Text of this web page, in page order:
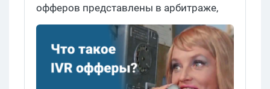
офферов представлены в арбитраже,
как выбрать модель оплаты и где найти
партнерку с ivr офферами.